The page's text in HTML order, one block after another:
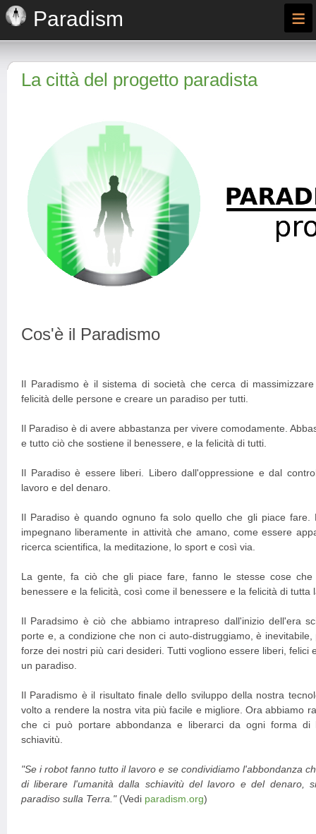
Paradism ≡
La città del progetto paradista
Cos'è il Paradismo
Il Paradismo è il sistema di società che cerca di
felicità delle persone e creare un paradiso per tutti.
Il Paradiso è di avere abbastanza per vivere comodamente.
e tutto ciò che sostiene il benessere, e la felicità di tutti.
Il Paradiso è essere liberi. Libero dall'oppressione e dal
lavoro e del denaro.
Il Paradiso è quando ognuno fa solo quello che gli piace
impegnano liberamente in attività che amano, come essere
ricerca scientifica, la meditazione, lo sport e così via.
La gente, fa ciò che gli piace fare, fanno le stesse cose
benessere e la felicità, così come il benessere e la felicità di tutta
Il Paradsimo è ciò che abbiamo intrapreso dall'inizio dell'era
porte e, a condizione che non ci auto-distruggiamo, è
forze dei nostri più cari desideri. Tutti vogliono essere liberi, felici
un paradiso.
Il Paradismo è il risultato finale dello sviluppo della nostra
volto a rendere la nostra vita più facile e migliore. Ora abbiamo
che ci può portare abbondanza e liberarci da ogni forma di
schiavitù.
"Se i robot fanno tutto il lavoro e se condividiamo l'abbondanza
di liberare l'umanità dalla schiavitù del lavoro e del denaro,
paradiso sulla Terra." (Vedi paradism.org)